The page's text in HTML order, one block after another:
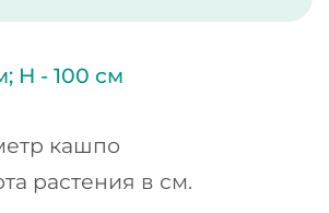
H -100 см
кашпо
растения в см.